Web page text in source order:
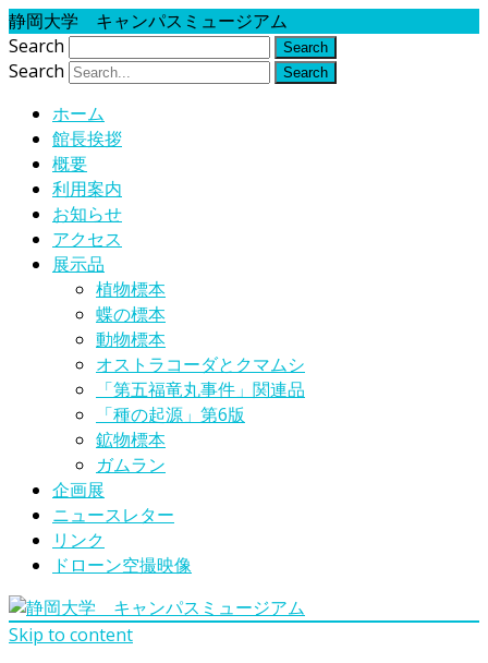
静岡大学 キャンパスミュージアム
Search
Search
ホーム
館長挨拶
概要
利用案内
お知らせ
アクセス
展示品
植物標本
蝶の標本
動物標本
オストラコーダとクマムシ
「第五福竜丸事件」関連品
「種の起源」第6版
鉱物標本
ガムラン
企画展
ニュースレター
リンク
ドローン空撮映像
Skip to content